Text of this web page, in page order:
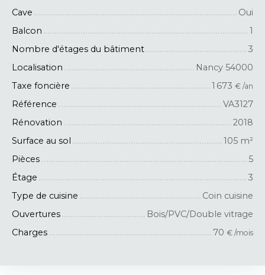
Cave
Oui
Balcon
1
Nombre d'étages du bâtiment
3
Localisation
Nancy 54000
Taxe foncière
1 673 € /an
Référence
VA3127
Rénovation
2018
Surface au sol
105 m²
Pièces
5
Étage
3
Type de cuisine
Coin cuisine
Ouvertures
Bois/PVC/Double vitrage
Charges
70 € /mois